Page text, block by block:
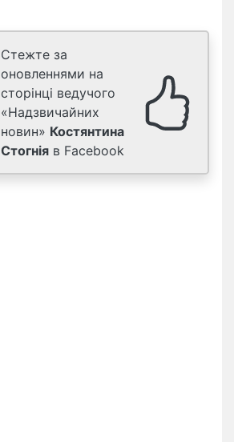
Стежте за
оновленнями на
сторінці ведучого
«Надзвичайних
новин» Костянтина
Стогнія в Facebook